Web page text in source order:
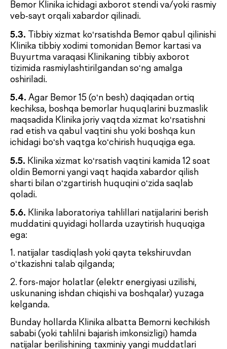
8.BOSHQA SHARTLAR
9.MAXFIYLIK
8.1.Agar Bemor Klinikada ko‘rsatilgan xizmatlarning
sifati, tezligi yoki to‘liqligi bo‘yicha e’tiroz
bildirmoqchi bo‘lsa, u xizmat olingan kundan
boshlab 7 (yetti) kalendar kun ichida reklamasiyani
taqdim etish huquqiga ega.
8.2.Klinika Shartnoma, Prays-list, tibbiy xizmatlar
ro‘yxati hamda tibbiy xizmat ko‘rsatish shartlari va
qoidalarini bir tomonlama tartibda o‘zgartirish
huquqiga ega. O‘zgartirishlar haqida Buyurtmachi
Klinikaning axborot stendlari va rasmiy veb-sayti
orqali xabardor qilinadi.
8.3.Bemor tibbiy xizmatlardan voz kechgan
bo‘yicha yakuniy hisob-kitobni amalga oshiradilar.
Bunda Buyurtmachi haqiqatda ko‘rsatilgan
xizmatlar uchun to‘lovni amalga oshiradi hamda
Shartnomani bekor qilish natijasida Klinika
tomonidan amalga oshirilgan haqiqiy xarajatlarni
qoplaydi.
deb Bemorning tibbiy yordam olish uchun murojaat
qilganligi fakti, laboratoriya tekshiruvlari natijalari,
shuningdek amaldagi qonunchilikka muvofiq maxfiy
deb hisoblanadigan boshqa ma’lumotlar tan olinadi.
9.2. Maxfiy ma’lumotlar Buyurtmachi (Bemor)ning
yozma roziligi bilan, shuningdek mazkur Shartnoma
va O‘zbekiston Respublikasi qonunchiligida
nazarda tutilgan hollarda uchinchi shaxslarga
taqdim etilishi mumkin.